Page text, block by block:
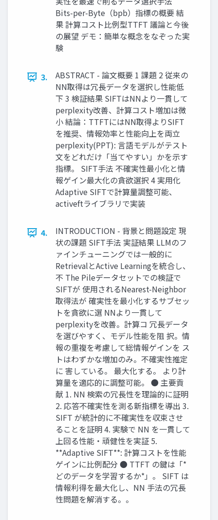
Bits-per-Byte（bpb）指標の概要 結
果 計算コスト比例型TTFT 議論と今後
の展望 デモ：簡単な概念をなぞった実
験
3.
ABSTRACT - 論文概要 1 課題 2 従来の
NN取得は冗長データを選択し性能低
下 3 検証結果 SIFTはNNより一貫して
perplexity改善、計算コスト増加は微
小 結論：TTFTにはNN取得よりSIFT
を推奨、情報効率と性能向上を両立
perplexity(PPT): 言語モデルがテスト
文をどれだけ「当てやすい」かを示す
指標。 SIFT手法 不確実性最小化と情
報ゲイン最大化の貪欲選択 4 実用化
Adaptive SIFTで計算量調整可能、
activeftライブラリで実装
4.
INTRODUCTION - 背景と問題設定 現
状の課題 SIFT手法 実証結果 LLMのフ
ァインチューニングでは一般的に
RetrievalとActive Learningを統合し、
不 The Pileデータセットでの検証で
SIFTが 使用されるNearest-Neighbor
取得法が 確実性を最小化するサブセッ
トを貪欲に選 NNより一貫して
perplexityを改善。計算コ 冗長データ
を選びやすく、モデル性能を阻 択。情
報の重複を考慮して総情報ゲインを ス
トはわずかな増加のみ。不確実性推定
に 害している。 最大化する。 より計
算量を適応的に調整可能。 ● 主要貢
献 1. NN 検索の冗長性を理論的に証明
2. 応答不確実性を測る新指標を導出 3.
SIFT が統計的に不確実性を収束させ
ることを証明 4. 実験で NN を一貫して
上回る性能・頑健性を実証 5.
**Adaptive SIFT**: 計算コストを性能
ゲインに比例配分 ● TTFT の鍵は「*
どのデータを学習するか*」。 SIFT は
情報利得を最大化し、NN 手法の冗長
性問題を解消する。。